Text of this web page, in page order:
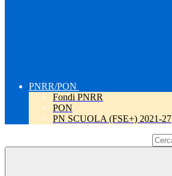
PNRR/PON
Fondi PNRR
PON
PN SCUOLA (FSE+) 2021-27